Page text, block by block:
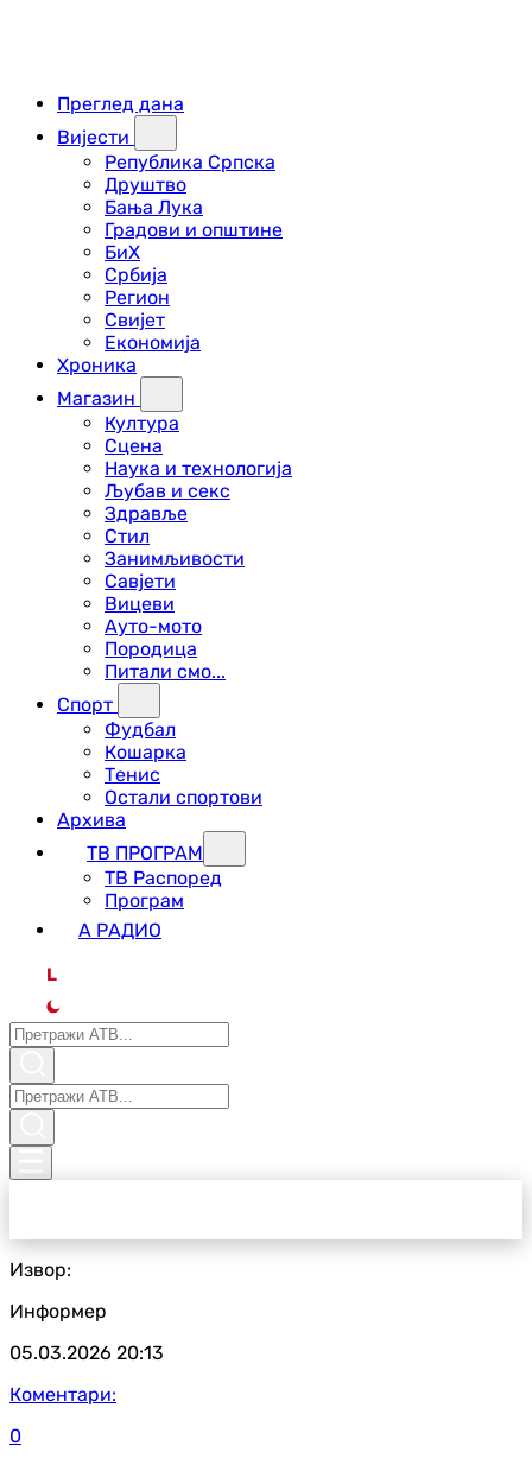
Преглед дана
Вијести
Република Српска
Друштво
Бања Лука
Градови и општине
БиХ
Србија
Регион
Свијет
Економија
Хроника
Магазин
Култура
Сцена
Наука и технологија
Љубав и секс
Здравље
Стил
Занимљивости
Савјети
Вицеви
Ауто-мото
Породица
Питали смо...
Спорт
Фудбал
Кошарка
Тенис
Остали спортови
Архива
ТВ ПРОГРАМ
ТВ Распоред
Програм
А РАДИО
L
Извор:
Информер
05.03.2026 20:13
Коментари:
0